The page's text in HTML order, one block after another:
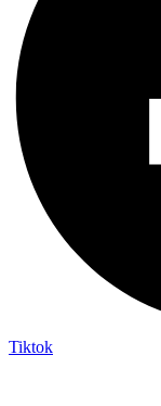
Tiktok